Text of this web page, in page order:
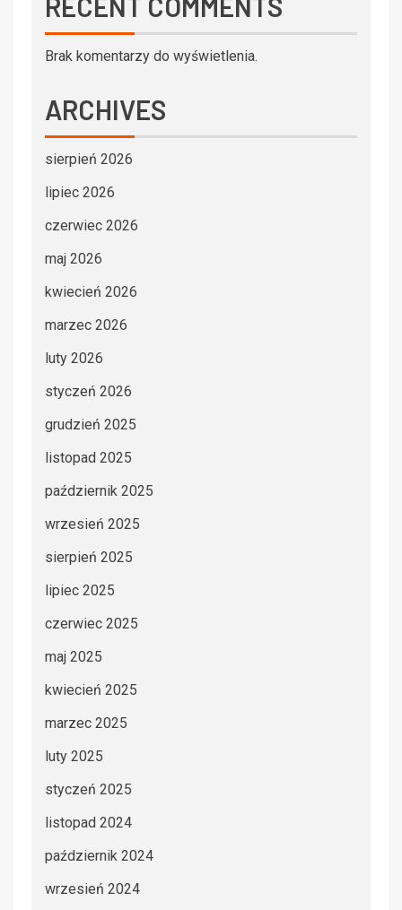
Brak komentarzy do wyświetlenia.
ARCHIVES
sierpień 2026
lipiec 2026
czerwiec 2026
maj 2026
kwiecień 2026
marzec 2026
luty 2026
styczeń 2026
grudzień 2025
listopad 2025
październik 2025
wrzesień 2025
sierpień 2025
lipiec 2025
czerwiec 2025
maj 2025
kwiecień 2025
marzec 2025
luty 2025
styczeń 2025
listopad 2024
październik 2024
wrzesień 2024